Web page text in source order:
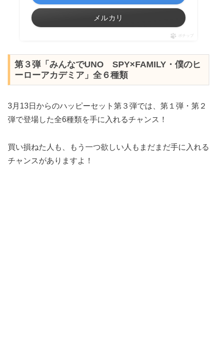
メルカリ
ポチップ
第３弾「みんなでUNO SPY×FAMILY・僕のヒ
ーローアカデミア」全６種類
3月13日からのハッピーセット第３弾では、第１弾・第２
弾で登場した全6種類を手に入れるチャンス！
買い損ねた人も、もう一つ欲しい人もまだまだ手に入れる
チャンスがありますよ！